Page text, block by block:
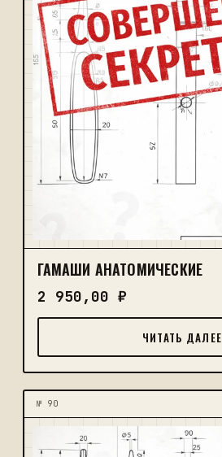
ГАМАШИ АНАТОМИЧЕСКИЕ
2 950,00 ₽
ЧИТАТЬ ДАЛЕЕ
№ 90